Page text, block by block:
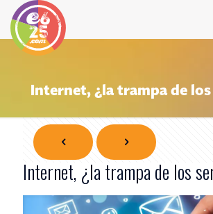
Internet, ¿la trampa de
Internet, ¿la trampa de los